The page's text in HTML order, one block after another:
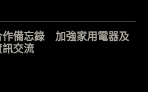
作備忘錄 加強家用電器及
交流